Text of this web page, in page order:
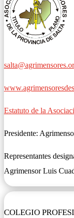
Estatuto de la
Presidente:
Representantes
Agrimensor Luis
COLEGIO